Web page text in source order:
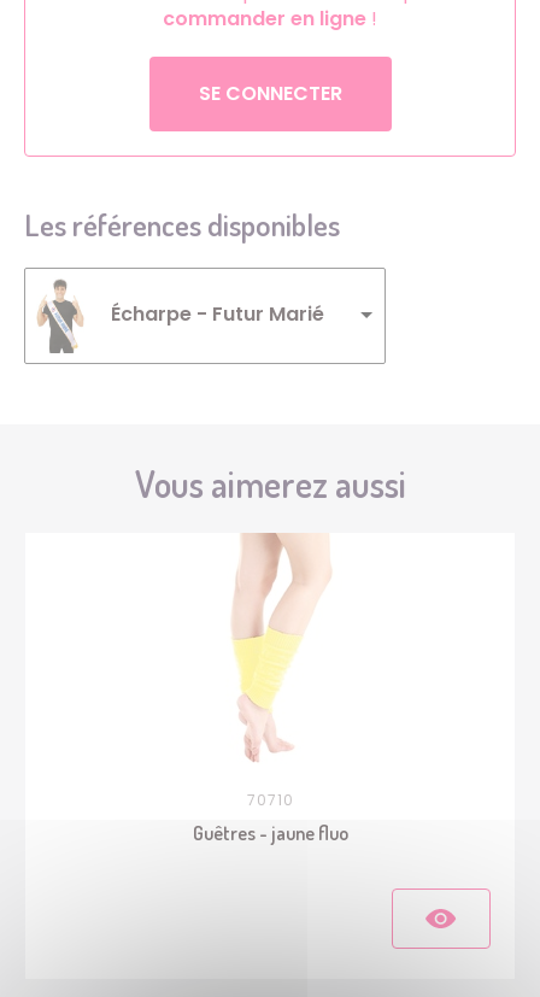
commander en ligne !
SE CONNECTER
Les références disponibles
Écharpe - Futur Marié
Vous aimerez aussi
70710
Guêtres - jaune fluo